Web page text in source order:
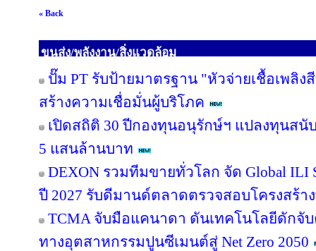
« Back
ขนส่ง/พลังงาน/สิ่งแวดล้อม
ปั๊ม PT รับป้ายมาตรฐาน "หัวจ่ายเชื้อเพลิง
สร้างความเชื่อมั่นผู้บริโภค
เปิดสถิติ 30 ปีกองทุนอนุรักษ์ฯ แปลงทุนส
5 แสนล้านบาท
DEXON รวมทีมขายทั่วโลก จัด Global ILI
ปี 2027 รับดีมานด์ตลาดตรวจสอบโครงสร้
TCMA จับมือแคนาดา ดันเทคโนโลยีดักจั
ทางอุตสาหกรรมปูนซีเมนต์สู่ Net Zero 2050